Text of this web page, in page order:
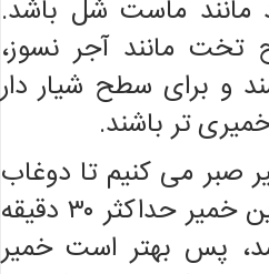
مانند ماست شل باشد.
مانند آجر نسوز،
و برای سطح شیار دار
تر باشند.
خمیر صبر می کنیم تا دوغاب
بندکشی آماده شود. این خمیر حداکثر ۳۰ دقیقه
پس بهتر است خمیر